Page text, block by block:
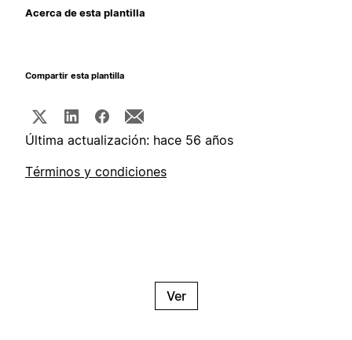
Acerca de esta plantilla
Compartir esta plantilla
Última actualización: hace 56 años
Términos y condiciones
Ver